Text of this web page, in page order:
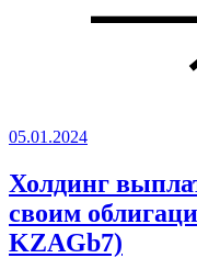
05.01.2024
Холдинг
своим
KZAGb7)